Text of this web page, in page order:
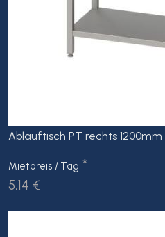
Ablauftisch PT rechts 1200mm
Mietpreis / Tag *
5,14 €